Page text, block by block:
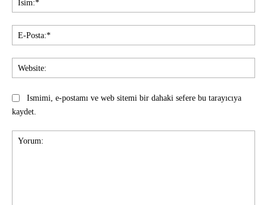
Ismimi, e-postamı ve web sitemi bir dahaki sefere bu tarayıcıya
kaydet.